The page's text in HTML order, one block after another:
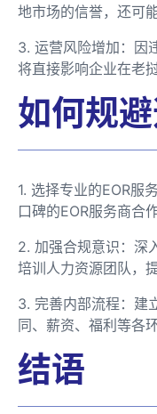
地市场的信誉，还可
3. 运营风险增加：因
将直接影响企业在老
如何规避
1. 选择专业的EOR服
口碑的EOR服务商合
2. 加强合规意识：深
培训人力资源团队，
3. 完善内部流程：建
同、薪资、福利等各
结语